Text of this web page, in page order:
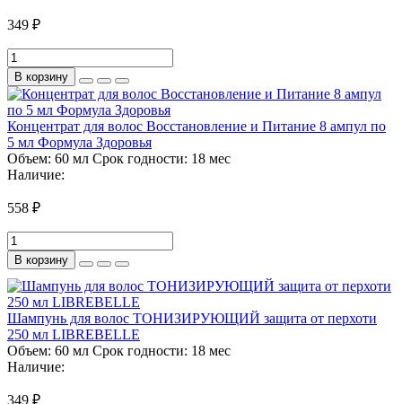
349 ₽
В корзину
Концентрат для волос Восстановление и Питание 8 ампул по
5 мл Формула Здоровья
Объем: 60 мл Срок годности: 18 мес
Наличие:
558 ₽
В корзину
Шампунь для волос ТОНИЗИРУЮЩИЙ защита от перхоти
250 мл LIBREBELLE
Объем: 60 мл Срок годности: 18 мес
Наличие:
349 ₽